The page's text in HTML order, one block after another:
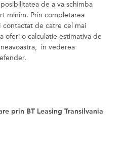
de a va schimba
minim. Prin completarea
contactat de catre cel mai
oferi o calculatie estimativa de
in vederea
prin BT Leasing Transilvania